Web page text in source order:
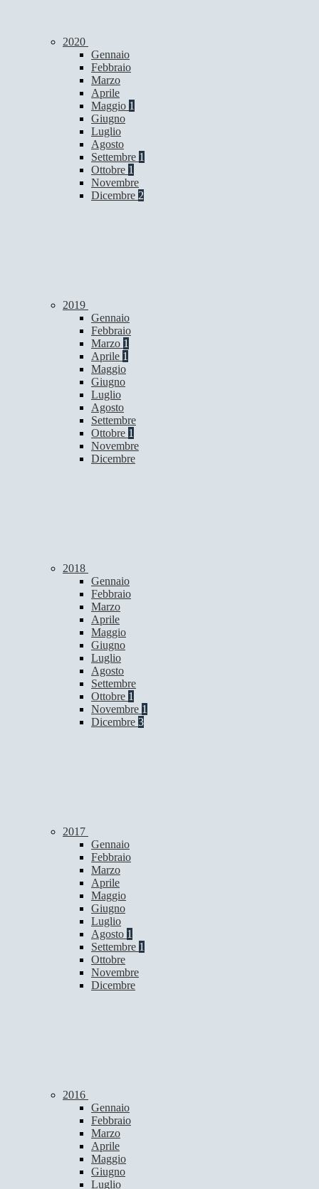
2020
Gennaio
Febbraio
Marzo
Aprile
Maggio 1
Giugno
Luglio
Agosto
Settembre 1
Ottobre 1
Novembre
Dicembre 2
2019
Gennaio
Febbraio
Marzo 1
Aprile 1
Maggio
Giugno
Luglio
Agosto
Settembre
Ottobre 1
Novembre
Dicembre
2018
Gennaio
Febbraio
Marzo
Aprile
Maggio
Giugno
Luglio
Agosto
Settembre
Ottobre 1
Novembre 1
Dicembre 3
2017
Gennaio
Febbraio
Marzo
Aprile
Maggio
Giugno
Luglio
Agosto 1
Settembre 1
Ottobre
Novembre
Dicembre
2016
Gennaio
Febbraio
Marzo
Aprile
Maggio
Giugno
Luglio